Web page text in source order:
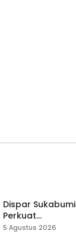
Dispar Sukabumi
Perkuat
Keselamatan
5 Agustus 2026